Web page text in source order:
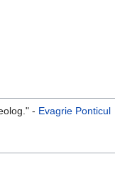
- Evagrie Ponticul